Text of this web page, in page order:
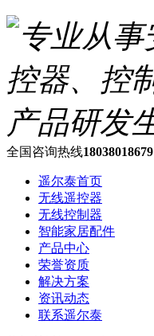
全国咨询热线18038018679
遥尔泰首页
无线遥控器
无线控制器
智能家居配件
产品中心
荣誉资质
解决方案
资讯动态
联系遥尔泰